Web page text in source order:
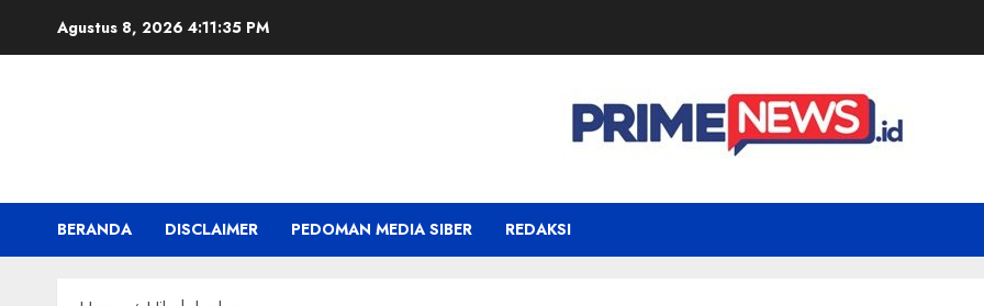
Agustus 8, 2026 4:11:36 PM
BERANDA DISCLAIMER PEDOMAN MEDIA SIBER REDAKSI